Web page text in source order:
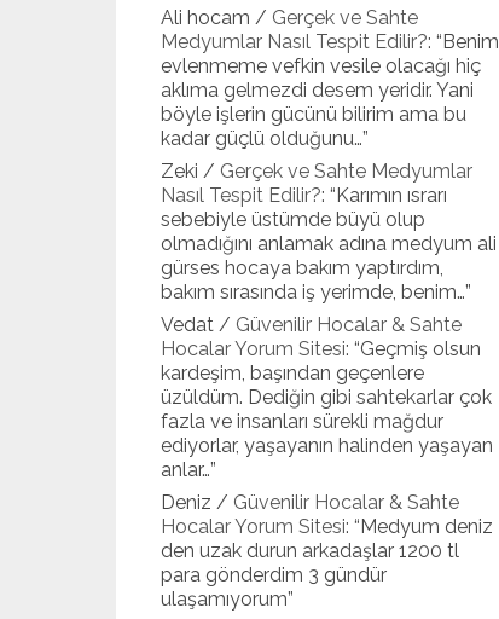
Ali hocam / Gerçek ve Sahte
Medyumlar Nasıl Tespit Edilir?: “Benim
evlenmeme vefkin vesile olacağı hiç
aklıma gelmezdi desem yeridir. Yani
böyle işlerin gücünü bilirim ama bu
kadar güçlü olduğunu…”
Zeki / Gerçek ve Sahte Medyumlar
Nasıl Tespit Edilir?: “Karımın ısrarı
sebebiyle üstümde büyü olup
olmadığını anlamak adına medyum ali
gürses hocaya bakım yaptırdım,
bakım sırasında iş yerimde, benim…”
Vedat / Güvenilir Hocalar & Sahte
Hocalar Yorum Sitesi: “Geçmiş olsun
kardeşim, başından geçenlere
üzüldüm. Dediğin gibi sahtekarlar çok
fazla ve insanları sürekli mağdur
ediyorlar, yaşayanın halinden yaşayan
anlar…”
Deniz / Güvenilir Hocalar & Sahte
Hocalar Yorum Sitesi: “Medyum deniz
den uzak durun arkadaşlar 1200 tl
para gönderdim 3 gündür
ulaşamıyorum”